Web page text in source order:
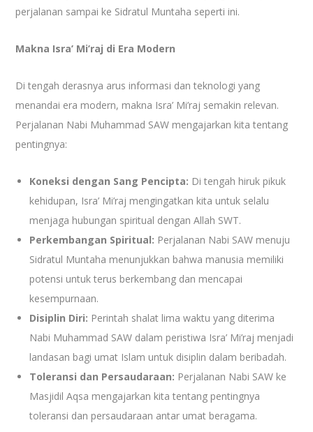
perjalanan sampai ke Sidratul Muntaha seperti ini.
Makna Isra’ Mi’raj di Era Modern
Di tengah derasnya arus informasi dan teknologi yang
menandai era modern, makna Isra’ Mi’raj semakin relevan.
Perjalanan Nabi Muhammad SAW mengajarkan kita tentang
pentingnya:
Koneksi dengan Sang Pencipta: Di tengah hiruk pikuk
kehidupan, Isra’ Mi’raj mengingatkan kita untuk selalu
menjaga hubungan spiritual dengan Allah SWT.
Perkembangan Spiritual: Perjalanan Nabi SAW menuju
Sidratul Muntaha menunjukkan bahwa manusia memiliki
potensi untuk terus berkembang dan mencapai
kesempurnaan.
Disiplin Diri: Perintah shalat lima waktu yang diterima
Nabi Muhammad SAW dalam peristiwa Isra’ Mi’raj menjadi
landasan bagi umat Islam untuk disiplin dalam beribadah.
Toleransi dan Persaudaraan: Perjalanan Nabi SAW ke
Masjidil Aqsa mengajarkan kita tentang pentingnya
toleransi dan persaudaraan antar umat beragama.